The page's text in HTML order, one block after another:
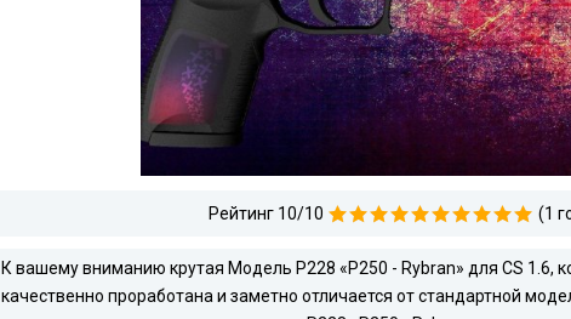
Рейтинг 10/10 (1
К вашему вниманию крутая Модель P228 «P250 - Rybran» для CS 1.6,
качественно проработана и заметно отличается от стандартной